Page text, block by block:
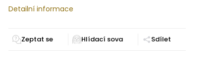
Detailní informace
Zeptat se Sdílet